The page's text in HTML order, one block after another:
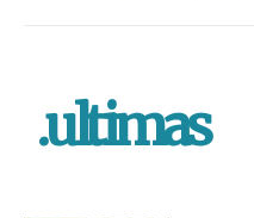
.ultimas